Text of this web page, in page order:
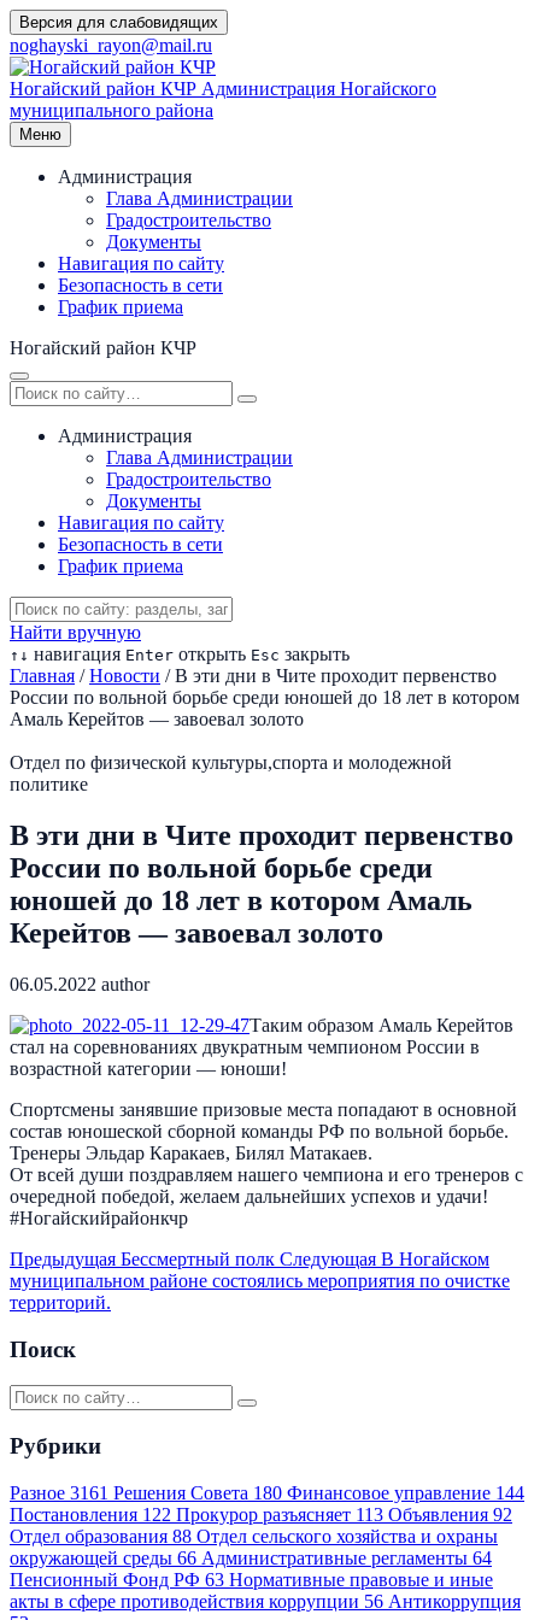
Перейти
к
содержимому
Версия для слабовидящих
noghayski_rayon@mail.ru
Ногайский район КЧР Администрация Ногайского
муниципального района
Меню
Администрация
Глава Администрации
Градостроительство
Документы
Навигация по сайту
Безопасность в сети
График приема
Ногайский район КЧР
Администрация
Глава Администрации
Градостроительство
Документы
Навигация по сайту
Безопасность в сети
График приема
Найти вручную
↑ ↓ навигация Enter открыть Esc закрыть
Главная / Новости / В эти дни в Чите проходит первенство
России по вольной борьбе среди юношей до 18 лет в котором
Амаль Керейтов — завоевал золото
Отдел по физической культуры,спорта и молодежной
политике
В эти дни в Чите проходит первенство
России по вольной борьбе среди
юношей до 18 лет в котором Амаль
Керейтов — завоевал золото
06.05.2022 author
Таким образом Амаль Керейтов
стал на соревнованиях двукратным чемпионом России в
возрастной категории — юноши!
Спортсмены занявшие призовые места попадают в основной
состав юношеской сборной команды РФ по вольной борьбе.
Тренеры Эльдар Каракаев, Билял Матакаев.
От всей души поздравляем нашего чемпиона и его тренеров с
очередной победой, желаем дальнейших успехов и удачи!
#Ногайскийрайонкчр
Предыдущая Бессмертный полк Следующая В Ногайском
муниципальном районе состоялись мероприятия по очистке
территорий.
Поиск
Рубрики
Разное 3161 Решения Совета 180 Финансовое управление 144
Постановления 122 Прокурор разъясняет 113 Объявления 92
Отдел образования 88 Отдел сельского хозяйства и охраны
окружающей среды 66 Административные регламенты 64
Пенсионный Фонд РФ 63 Нормативные правовые и иные
акты в сфере противодействия коррупции 56 Антикоррупция